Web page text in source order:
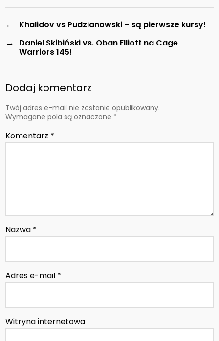
← Khalidov vs Pudzianowski – są pierwsze kursy!
→
Daniel Skibiński vs. Oban Elliott na Cage
Warriors 145!
Dodaj komentarz
Twój adres e-mail nie zostanie opublikowany.
Wymagane pola są oznaczone *
Komentarz *
Nazwa *
Adres e-mail *
Witryna internetowa